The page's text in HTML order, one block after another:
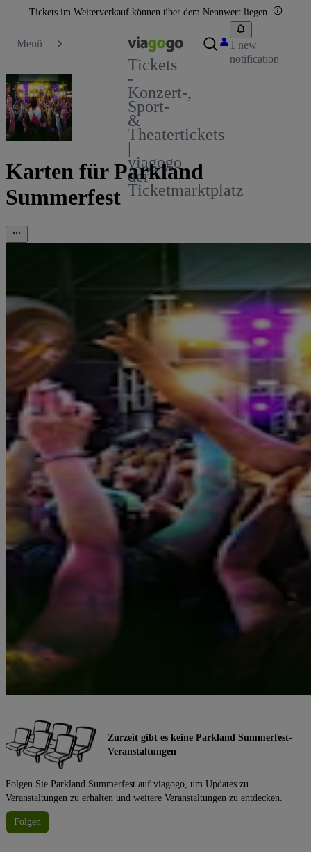
Tickets im Weiterverkauf können über dem Nennwert liegen.
Menü
Tickets
-
Konzert-,
Sport-
&
Theatertickets
|
viagogo
der
Ticketmarktplatz
1 new
notification
Karten für Parkland
Summerfest
Zurzeit gibt es keine Parkland Summerfest-
Veranstaltungen
Folgen Sie Parkland Summerfest auf viagogo, um Updates zu
Veranstaltungen zu erhalten und weitere Veranstaltungen zu entdecken.
Folgen